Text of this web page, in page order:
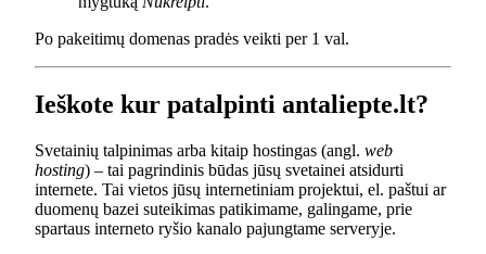
Po pakeitimų domenas pradės veikti per 1 val.
Ieškote kur patalpinti antaliepte.lt?
Svetainių talpinimas arba kitaip hostingas (angl. web
hosting) – tai pagrindinis būdas jūsų svetainei atsidurti
internete. Tai vietos jūsų internetiniam projektui, el. paštui ar
duomenų bazei suteikimas patikimame, galingame, prie
spartaus interneto ryšio kanalo pajungtame serveryje.